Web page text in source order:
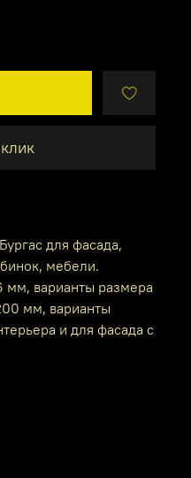
для фасада,
мебели.
мм, варианты размера
мм, варианты
и для фасада с